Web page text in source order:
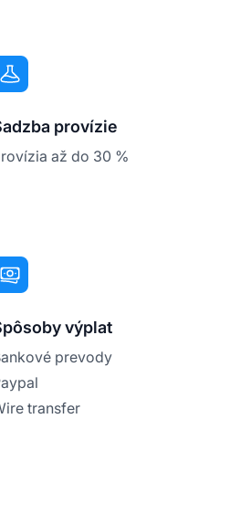
provízie
až do 30 %
výplat
prevody
transfer